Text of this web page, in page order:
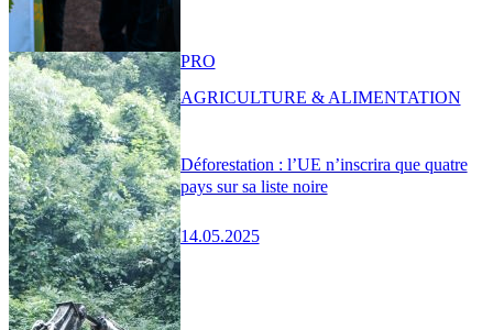
Déforestation : l’UE n’inscrira que quatre
pays sur sa liste noire
14.05.2025
PRO
AGRICULTURE & ALIMENTATION